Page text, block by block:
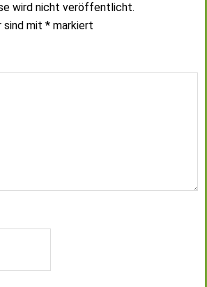
wird nicht veröffentlicht.
sind mit * markiert